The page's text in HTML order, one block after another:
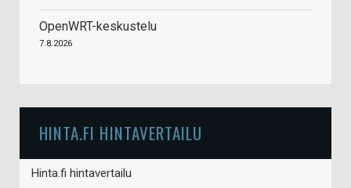
OpenWRT-keskustelu
7.8.2026
HINTA.FI HINTAVERTAILU
Hinta.fi hintavertailu